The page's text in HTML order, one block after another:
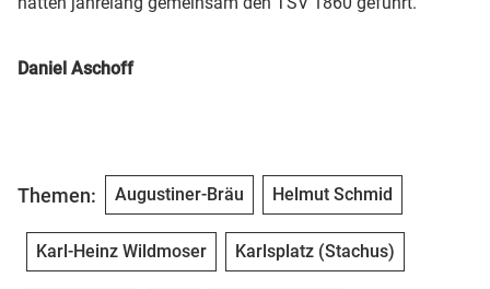
Daniel Aschoff
Themen: Augustiner-Bräu Helmut Schmid
Karl-Heinz Wildmoser Karlsplatz (Stachus)